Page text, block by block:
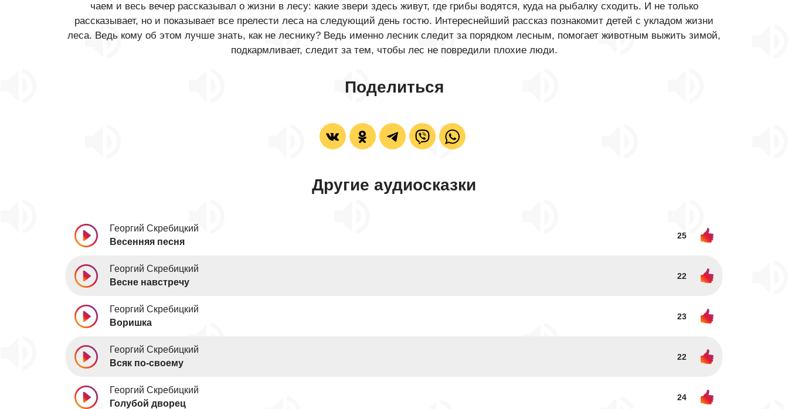
чаем и весь вечер рассказывал о жизни в лесу: какие звери здесь живут, где грибы водятся, куда на рыбалку сходить. И не только
рассказывает, но и показывает все прелести леса на следующий день гостю. Интереснейший рассказ познакомит детей с укладом жизни
леса. Ведь кому об этом лучше знать, как не леснику? Ведь именно лесник следит за порядком лесным, помогает животным выжить зимой,
подкармливает, следит за тем, чтобы лес не повредили плохие люди.
Поделиться
Другие аудиосказки
Георгий Скребицкий
Весенняя песня
25
Георгий Скребицкий
Весне навстречу
22
Георгий Скребицкий
Воришка
23
Георгий Скребицкий
Всяк по-своему
22
Георгий Скребицкий
Голубой дворец
24